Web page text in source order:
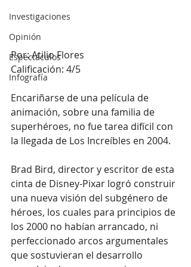
Investigaciones
Opinión
Espectáculos
Infografía
Por: Atilio Flores
Calificación: 4/5
Encariñarse de una película de
animación, sobre una familia de
superhéroes, no fue tarea difícil con
la llegada de Los Increíbles en 2004.
Brad Bird, director y escritor de esta
cinta de Disney-Pixar logró construir
una nueva visión del subgénero de
héroes, los cuales para principios de
los 2000 no habían arrancado, ni
perfeccionado arcos argumentales
que sostuvieran el desarrollo